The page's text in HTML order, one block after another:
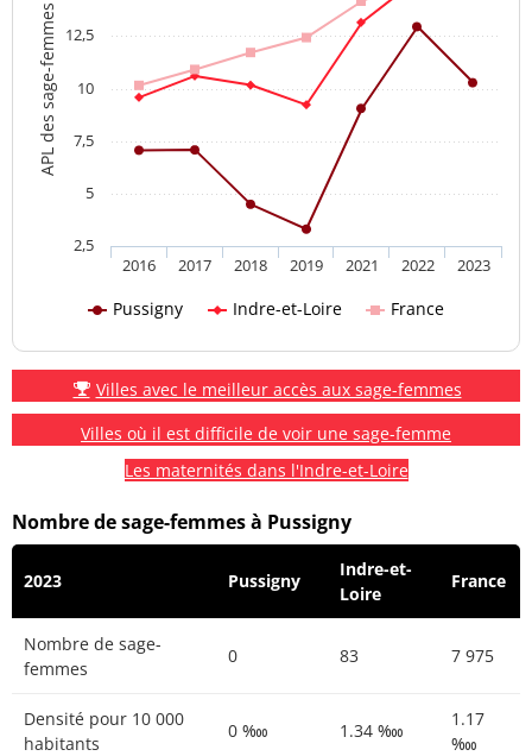
APL des sage-femmes
Pussigny Indre-et-Loire France
2016 2017 2018 2019 2021 2022 2023
2,5
5
7,5
10
12,5
Villes avec le meilleur accès aux sage-femmes
Villes où il est difficile de voir une sage-femme
Les maternités dans l'Indre-et-Loire
Nombre de sage-femmes à Pussigny
2023 Pussigny
Indre-et-
Loire
France
Nombre de sage-
femmes
0 83 7 975
Densité pour 10 000
habitants
0 ‱ 1.34 ‱
1.17
‱